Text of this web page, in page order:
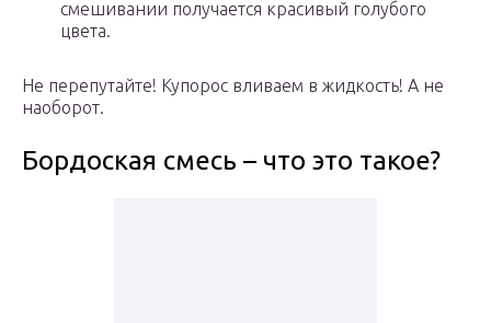
смешивании получается красивый голубого
цвета.
Не перепутайте! Купорос вливаем в жидкость! А не
наоборот.
Бордоская смесь – что это такое?